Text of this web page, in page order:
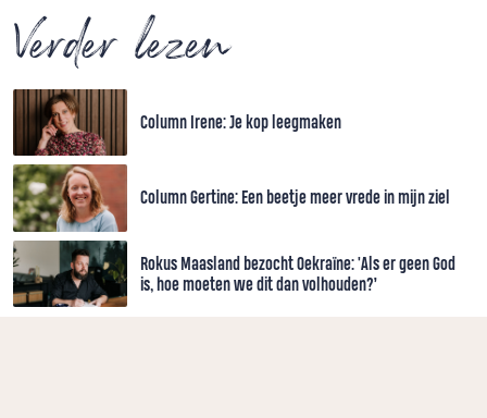
Verder lezen
Column Irene: Je kop leegmaken
Column Gertine: Een beetje meer vrede in mijn ziel
Rokus Maasland bezocht Oekraïne: 'Als er geen God
is, hoe moeten we dit dan volhouden?’